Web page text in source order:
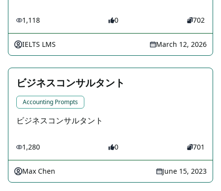
1,118 0 702
IELTS LMS March 12, 2026
ビジネスコンサルタント
Accounting Prompts
ビジネスコンサルタント
1,280 0 701
Max Chen June 15, 2023